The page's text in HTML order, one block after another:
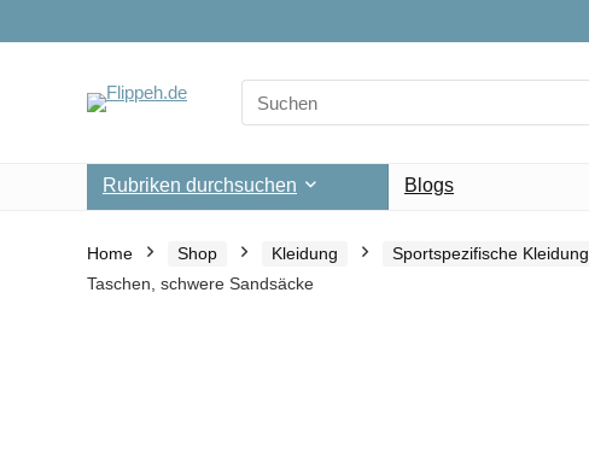
Search
for:
Rubriken durchsuchen Blogs
Home Shop Kleidung Sportspezifische Kleidung
Taschen, schwere Sandsäcke